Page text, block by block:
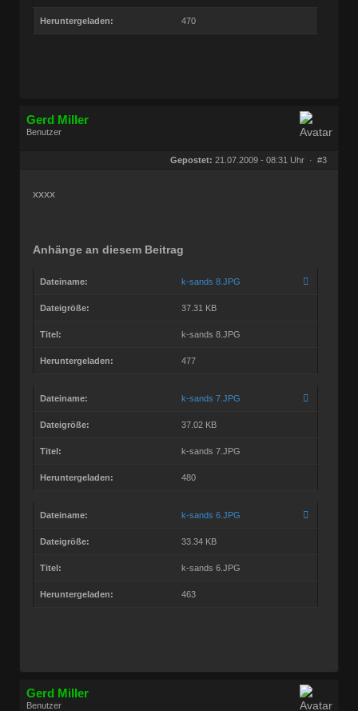
Heruntergeladen: 470
Gerd Miller
Benutzer
Gepostet: 21.07.2009 - 08:31 Uhr · #3
xxxx
Anhänge an diesem Beitrag
Dateiname: k-sands 8.JPG
Dateigröße: 37.31 KB
Titel: k-sands 8.JPG
Heruntergeladen: 477
Dateiname: k-sands 7.JPG
Dateigröße: 37.02 KB
Titel: k-sands 7.JPG
Heruntergeladen: 480
Dateiname: k-sands 6.JPG
Dateigröße: 33.34 KB
Titel: k-sands 6.JPG
Heruntergeladen: 463
Gerd Miller
Benutzer